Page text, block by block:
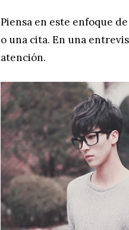
Piensa en este enfoque
o una cita. En una
atención.